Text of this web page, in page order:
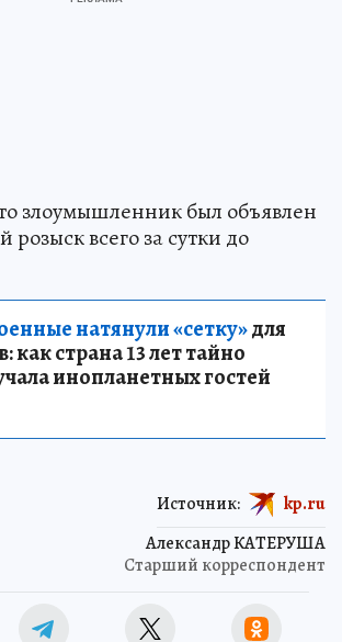
злоумышленник был объявлен
розыск всего за сутки до
натянули «сетку»для
страна 13 лет тайно
инопланетных гостей
Александр КАТЕРУША
Старший корреспондент
Источник: kp.ru